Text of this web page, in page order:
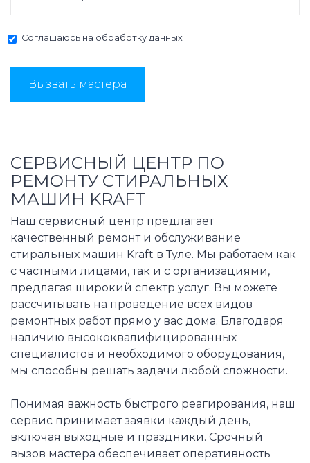
Соглашаюсь на обработку данных
Вызвать мастера
СЕРВИСНЫЙ ЦЕНТР ПО
РЕМОНТУ СТИРАЛЬНЫХ
МАШИН KRAFT
Наш сервисный центр предлагает
качественный ремонт и обслуживание
стиральных машин Kraft в Туле. Мы работаем как
с частными лицами, так и с организациями,
предлагая широкий спектр услуг. Вы можете
рассчитывать на проведение всех видов
ремонтных работ прямо у вас дома. Благодаря
наличию высококвалифицированных
специалистов и необходимого оборудования,
мы способны решать задачи любой сложности.
Понимая важность быстрого реагирования, наш
сервис принимает заявки каждый день,
включая выходные и праздники. Срочный
вызов мастера обеспечивает оперативность